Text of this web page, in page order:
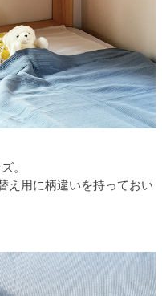
。
え用に柄違いを持っておい